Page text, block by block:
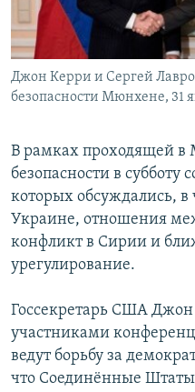
Հայերեն
English
Русский
Все сайты Радио
Джон Керри и Сергей
безопасности Мюнхене, 31
В рамках проходящей
безопасности в субботу
которых обсуждались, в
Украине, отношения
конфликт в Сирии и
урегулирование.
Госсекретарь США
участниками
ведут борьбу за
что Соединённые